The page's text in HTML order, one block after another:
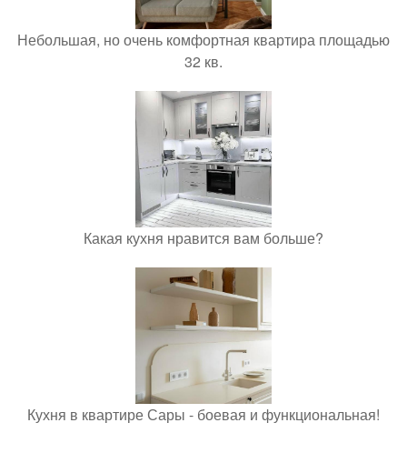
Небольшая, но очень комфортная квартира площадью
32 кв.
Какая кухня нравится вам больше?
Кухня в квартире Сары - боевая и функциональная!